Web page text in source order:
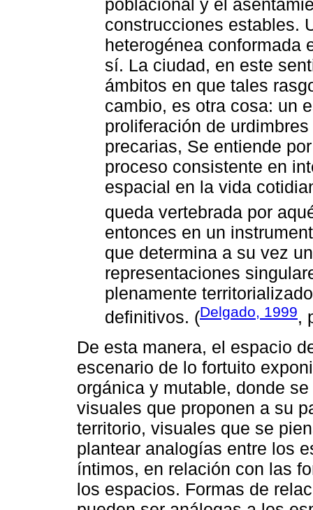
poblacional y el
construcciones estables.
heterogénea conformada
sí. La ciudad, en este
ámbitos en que tales
cambio, es otra cosa: un
proliferación de
precarias, Se entiende
proceso consistente en
espacial en la vida
queda vertebrada por
entonces en un
que determina a su vez
representaciones
plenamente
definitivos. (Delgado, 1999,
De esta manera, el espacio
escenario de lo fortuito
orgánica y mutable, donde
visuales que proponen a su
territorio, visuales que se
plantear analogías entre los
íntimos, en relación con las
los espacios. Formas de